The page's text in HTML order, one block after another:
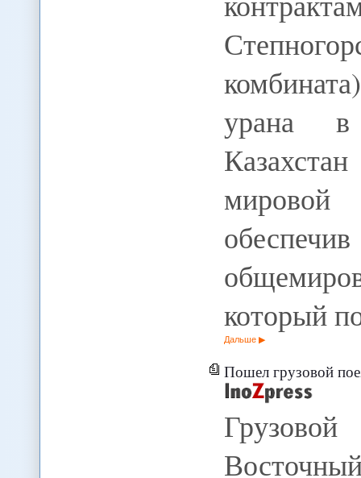
урана в
мировой
который
Дальше
Пошел грузовой